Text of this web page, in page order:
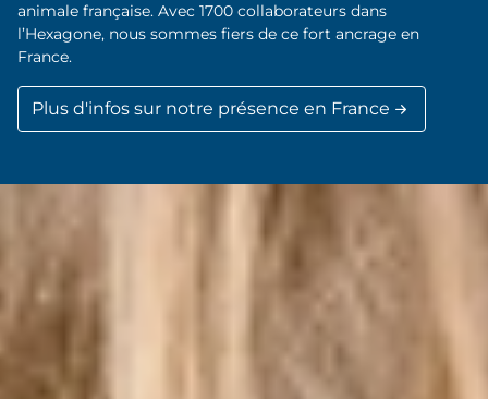
animale française. Avec 1700 collaborateurs dans
l’Hexagone, nous sommes fiers de ce fort ancrage en
France.
Plus d'infos sur notre présence en France